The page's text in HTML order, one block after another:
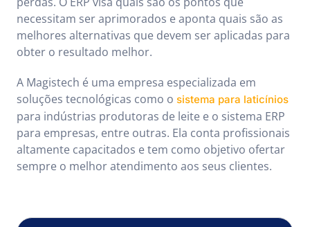
necessitam ser aprimorados e aponta quais são as
melhores alternativas que devem ser aplicadas para
obter o resultado melhor.
A Magistech é uma empresa especializada em
soluções tecnológicas como o sistema para laticínios
para indústrias produtoras de leite e o sistema ERP
para empresas, entre outras. Ela conta profissionais
altamente capacitados e tem como objetivo ofertar
sempre o melhor atendimento aos seus clientes.